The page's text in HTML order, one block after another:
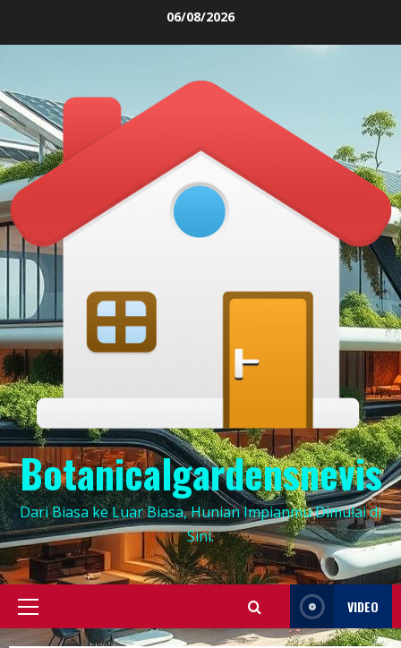
06/08/2026
Botanicalgardensnevis
Dari Biasa ke Luar Biasa, Hunian Impianmu Dimulai di
Sini.
Primary
Menu
VIDEO